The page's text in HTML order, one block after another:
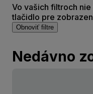
Vo vašich filtroch
tlačidlo pre
Obnoviť filtre
Nedávno